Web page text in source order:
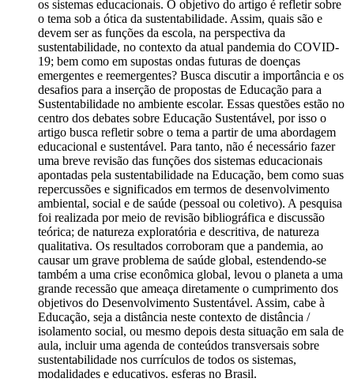
os sistemas educacionais. O objetivo do artigo é refletir sobre
o tema sob a ótica da sustentabilidade. Assim, quais são e
devem ser as funções da escola, na perspectiva da
sustentabilidade, no contexto da atual pandemia do COVID-
19; bem como em supostas ondas futuras de doenças
emergentes e reemergentes? Busca discutir a importância e os
desafios para a inserção de propostas de Educação para a
Sustentabilidade no ambiente escolar. Essas questões estão no
centro dos debates sobre Educação Sustentável, por isso o
artigo busca refletir sobre o tema a partir de uma abordagem
educacional e sustentável. Para tanto, não é necessário fazer
uma breve revisão das funções dos sistemas educacionais
apontadas pela sustentabilidade na Educação, bem como suas
repercussões e significados em termos de desenvolvimento
ambiental, social e de saúde (pessoal ou coletivo). A pesquisa
foi realizada por meio de revisão bibliográfica e discussão
teórica; de natureza exploratória e descritiva, de natureza
qualitativa. Os resultados corroboram que a pandemia, ao
causar um grave problema de saúde global, estendendo-se
também a uma crise econômica global, levou o planeta a uma
grande recessão que ameaça diretamente o cumprimento dos
objetivos do Desenvolvimento Sustentável. Assim, cabe à
Educação, seja a distância neste contexto de distância /
isolamento social, ou mesmo depois desta situação em sala de
aula, incluir uma agenda de conteúdos transversais sobre
sustentabilidade nos currículos de todos os sistemas,
modalidades e educativos. esferas no Brasil.